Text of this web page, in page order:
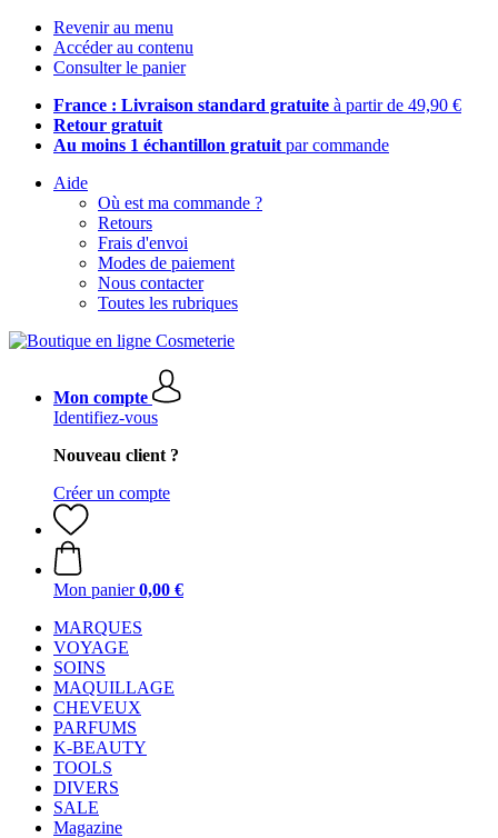
Revenir au menu
Accéder au contenu
Consulter le panier
France : Livraison standard gratuite à partir de 49,90 €
Retour gratuit
Au moins 1 échantillon gratuit par commande
Aide
Où est ma commande ?
Retours
Frais d'envoi
Modes de paiement
Nous contacter
Toutes les rubriques
Mon compte
Identifiez-vous
Nouveau client ?
Créer un compte
Mon panier 0,00 €
MARQUES
VOYAGE
SOINS
MAQUILLAGE
CHEVEUX
PARFUMS
K-BEAUTY
TOOLS
DIVERS
SALE
Magazine